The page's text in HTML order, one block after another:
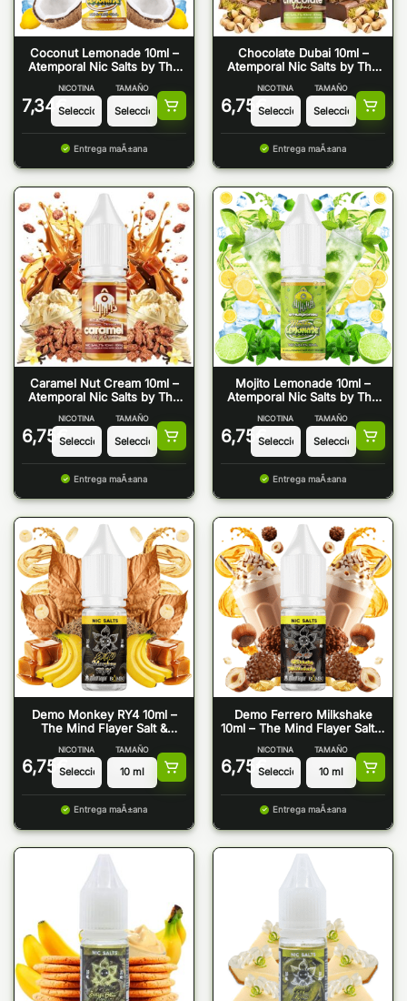
Coconut Lemonade 10ml –
Atemporal Nic Salts by The
7,34 €
NICOTINA TAMAÑO
Entrega maÃ±ana
Chocolate Dubai 10ml –
Atemporal Nic Salts by The
6,75 €
NICOTINA TAMAÑO
Entrega maÃ±ana
Caramel Nut Cream 10ml –
Atemporal Nic Salts by The
6,75 €
NICOTINA TAMAÑO
Entrega maÃ±ana
Mojito Lemonade 10ml –
Atemporal Nic Salts by The
6,75 €
NICOTINA TAMAÑO
Entrega maÃ±ana
Demo Monkey RY4 10ml –
The Mind Flayer Salt &
6,75 €
NICOTINA TAMAÑO
Entrega maÃ±ana
Demo Ferrero Milkshake
10ml – The Mind Flayer Salt &
6,75 €
NICOTINA TAMAÑO
Entrega maÃ±ana